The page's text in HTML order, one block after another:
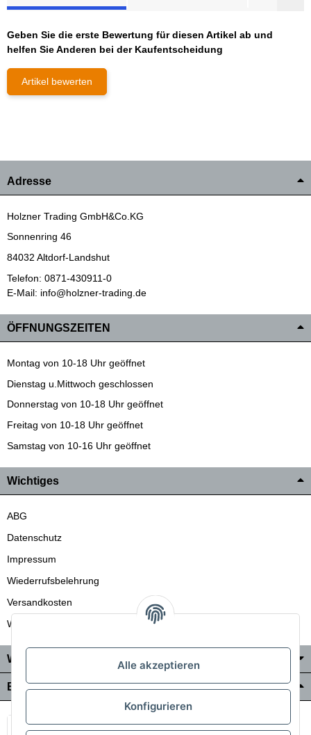
Geben Sie die erste Bewertung für diesen Artikel ab und
helfen Sie Anderen bei der Kaufentscheidung
Artikel bewerten
Adresse
Holzner Trading GmbH&Co.KG
Sonnenring 46
84032 Altdorf-Landshut
Telefon: 0871-430911-0
E-Mail: info@holzner-trading.de
ÖFFNUNGSZEITEN
Montag von 10-18 Uhr geöffnet
Dienstag u.Mittwoch geschlossen
Donnerstag von 10-18 Uhr geöffnet
Freitag von 10-18 Uhr geöffnet
Samstag von 10-16 Uhr geöffnet
Wichtiges
ABG
Datenschutz
Impressum
Wiederrufsbelehrung
Versandkosten
Wir liefern auch in die Schweiz
Wo Sie uns finden
Bezahlung & Versand
Alle akzeptieren
Konfigurieren